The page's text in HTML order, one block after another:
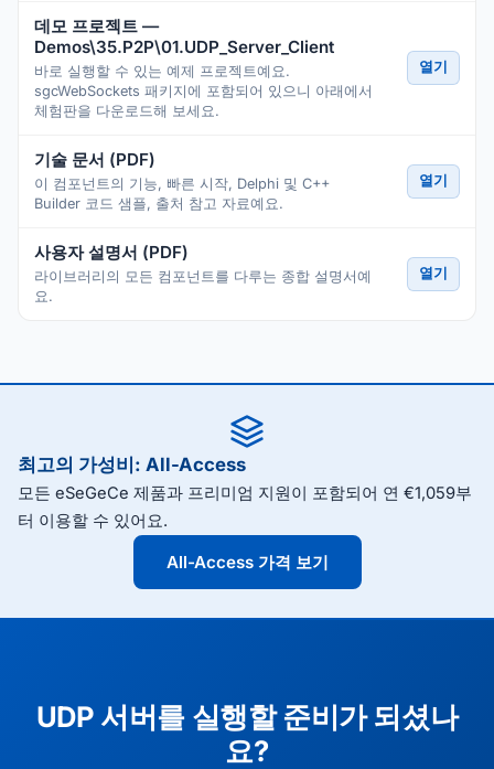
데모 프로젝트 —
Demos\35.P2P\01.UDP_Server_Client
바로 실행할 수 있는 예제 프로젝트예요.
sgcWebSockets 패키지에 포함되어 있으니 아래에서
체험판을 다운로드해 보세요.
열기
기술 문서 (PDF)
이 컴포넌트의 기능, 빠른 시작, Delphi 및 C++
Builder 코드 샘플, 출처 참고 자료예요.
열기
사용자 설명서 (PDF)
라이브러리의 모든 컴포넌트를 다루는 종합 설명서예
요.
열기
최고의 가성비: All-Access
모든 eSeGeCe 제품과 프리미엄 지원이 포함되어 연 €1,059부
터 이용할 수 있어요.
All-Access 가격 보기
UDP 서버를 실행할 준비가 되셨나
요?